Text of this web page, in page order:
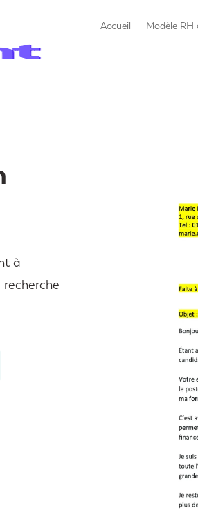
Accueil Modèle RH
à